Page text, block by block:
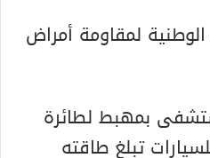
الوطنية لمقاومة أمراض
بمهبط لطائرة
تبلغ طاقته